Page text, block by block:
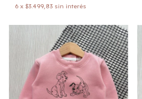
6 x $3.499,83 sin interés